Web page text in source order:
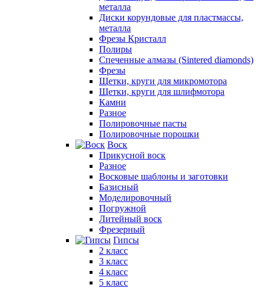
металла
Диски корундовые для пластмассы,
металла
Фрезы Кристалл
Полиры
Спеченные алмазы (Sintered diamonds)
Фрезы
Щетки, круги для микромотора
Щетки, круги для шлифмотора
Камни
Разное
Полировочные пасты
Полировочные порошки
Воск
Прикусной воск
Разное
Восковые шаблоны и заготовки
Базисный
Моделировочный
Погружной
Литейный воск
Фрезерный
Гипсы
2 класс
3 класс
4 класс
5 класс